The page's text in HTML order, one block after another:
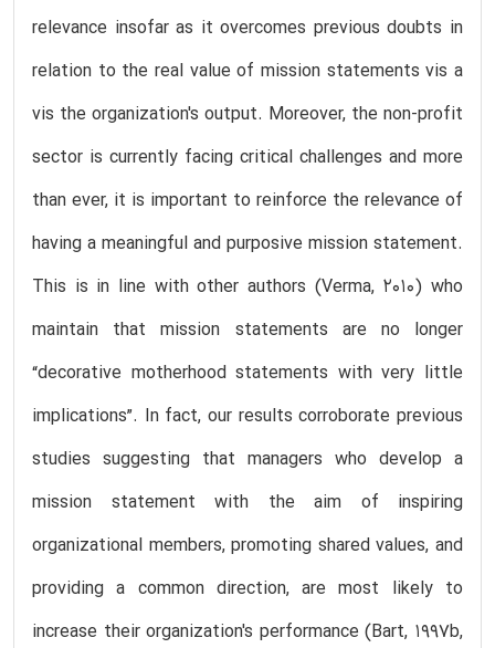
relevance insofar as it overcomes previous doubts in
relation to the real value of mission statements vis a
vis the organization's output. Moreover, the non-profit
sector is currently facing critical challenges and more
than ever, it is important to reinforce the relevance of
having a meaningful and purposive mission statement.
This is in line with other authors (Verma, 2010) who
maintain that mission statements are no longer
“decorative motherhood statements with very little
implications”. In fact, our results corroborate previous
studies suggesting that managers who develop a
mission statement with the aim of inspiring
organizational members, promoting shared values, and
providing a common direction, are most likely to
increase their organization's performance (Bart, 1997b,